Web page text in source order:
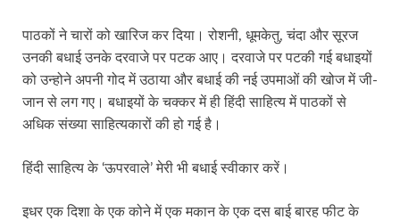
पाठकों ने चारों को खारिज कर दिया। रोशनी, धूमकेतु, चंदा और सूरज
उनकी बधाई उनके दरवाजे पर पटक आए। दरवाजे पर पटकी गई बधाइयों
को उन्होने अपनी गोद में उठाया और बधाई की नई उपमाओं की खोज में जी-
जान से लग गए। बधाइयों के चक्कर में ही हिंदी साहित्य में पाठकों से
अधिक संख्या साहित्यकारों की हो गई है।
हिंदी साहित्य के ‘ऊपरवाले’ मेरी भी बधाई स्वीकार करें।
इधर एक दिशा के एक कोने में एक मकान के एक दस बाई बारह फीट के